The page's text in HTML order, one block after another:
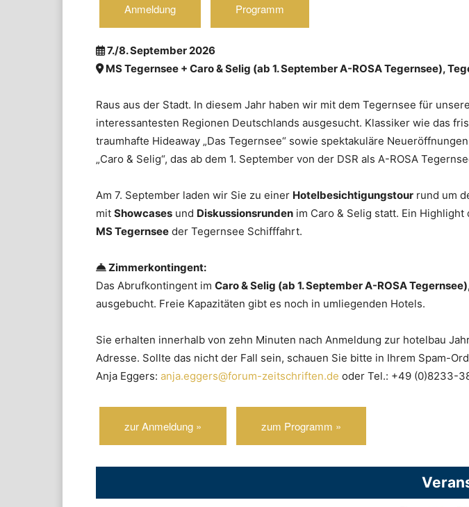
Anmeldung Programm
7./8. September 2026
MS Tegernsee + Caro & Selig (ab 1. September A-ROSA Tegernsee),
Raus aus der Stadt. In diesem Jahr haben wir mit dem Tegernsee für
interessantesten Regionen Deutschlands ausgesucht. Klassiker wie das
traumhafte Hideaway „Das Tegernsee“ sowie spektakuläre
„Caro & Selig“, das ab dem 1. September von der DSR als A-ROSA
Am 7. September laden wir Sie zu einer Hotelbesichtigungstour rund um
mit Showcases und Diskussionsrunden im Caro & Selig statt. Ein
MS Tegernsee der Tegernsee Schifffahrt.
Zimmerkontingent:
Das Abrufkontingent im Caro & Selig (ab 1. September A-ROSA
ausgebucht. Freie Kapazitäten gibt es noch in umliegenden Hotels.
Sie erhalten innerhalb von zehn Minuten nach Anmeldung zur hotelbau
Adresse. Sollte das nicht der Fall sein, schauen Sie bitte in Ihrem Spam-
Anja Eggers: anja.eggers@forum-zeitschriften.de oder Tel.: +49 (0)8233-
zur Anmeldung » zum Programm »